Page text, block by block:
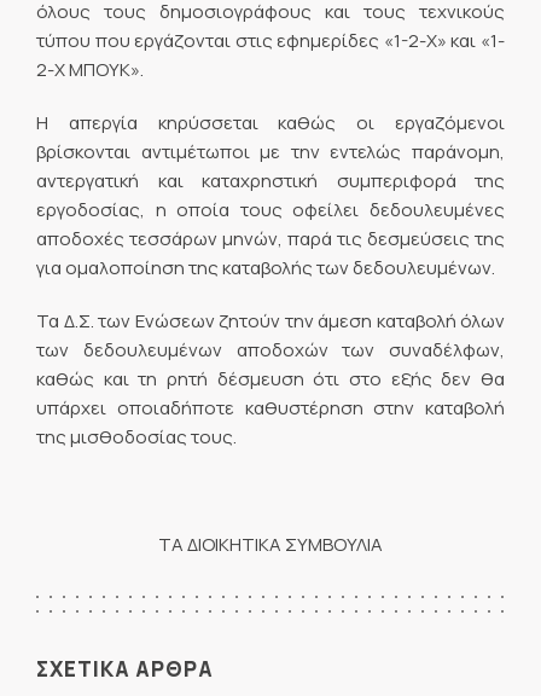
όλους τους δημοσιογράφους και τους τεχνικούς
τύπου που εργάζονται στις εφημερίδες «1-2-Χ» και «1-
2-Χ ΜΠΟΥΚ».
Η απεργία κηρύσσεται καθώς οι εργαζόμενοι
βρίσκονται αντιμέτωποι με την εντελώς παράνομη,
αντεργατική και καταχρηστική συμπεριφορά της
εργοδοσίας, η οποία τους οφείλει δεδουλευμένες
αποδοχές τεσσάρων μηνών, παρά τις δεσμεύσεις της
για ομαλοποίηση της καταβολής των δεδουλευμένων.
Τα Δ.Σ. των Ενώσεων ζητούν την άμεση καταβολή όλων
των δεδουλευμένων αποδοχών των συναδέλφων,
καθώς και τη ρητή δέσμευση ότι στο εξής δεν θα
υπάρχει οποιαδήποτε καθυστέρηση στην καταβολή
της μισθοδοσίας τους.
ΤΑ ΔΙΟΙΚΗΤΙΚΑ ΣΥΜΒΟΥΛΙΑ
ΣΧΕΤΙΚΑ ΑΡΘΡΑ